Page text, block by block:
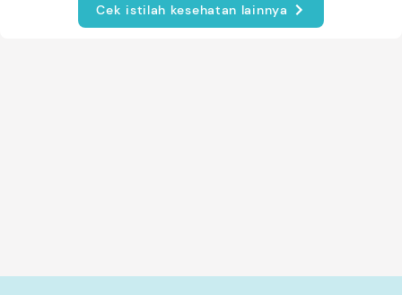
Cek istilah kesehatan lainnya